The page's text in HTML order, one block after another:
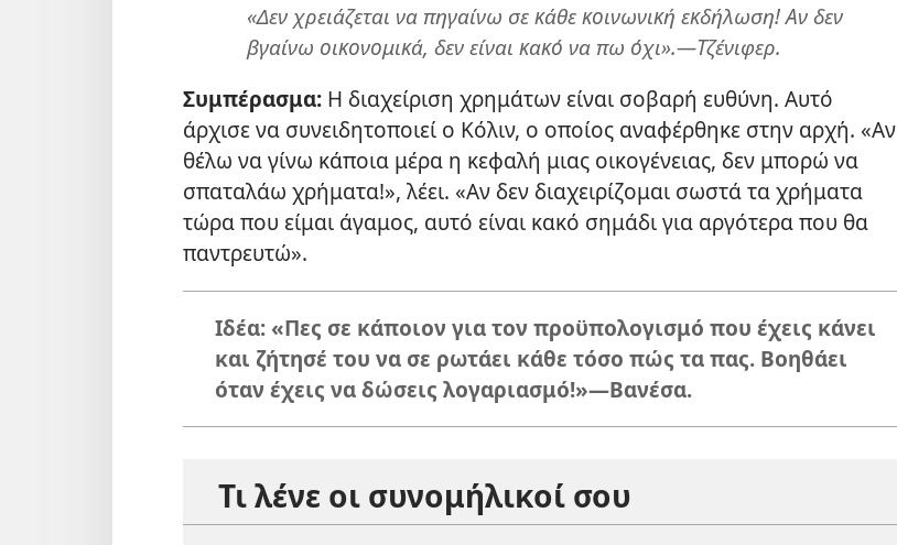
«Δεν χρειάζεται να πηγαίνω σε κάθε κοινωνική εκδήλωση! Αν δεν
βγαίνω οικονομικά, δεν είναι κακό να πω όχι».—Τζένιφερ.
Συμπέρασμα: Η διαχείριση χρημάτων είναι σοβαρή ευθύνη. Αυτό
άρχισε να συνειδητοποιεί ο Κόλιν, ο οποίος αναφέρθηκε στην αρχή. «Αν
θέλω να γίνω κάποια μέρα η κεφαλή μιας οικογένειας, δεν μπορώ να
σπαταλάω χρήματα!», λέει. «Αν δεν διαχειρίζομαι σωστά τα χρήματα
τώρα που είμαι άγαμος, αυτό είναι κακό σημάδι για αργότερα που θα
παντρευτώ».
Ιδέα: «Πες σε κάποιον για τον προϋπολογισμό που έχεις κάνει
και ζήτησέ του να σε ρωτάει κάθε τόσο πώς τα πας. Βοηθάει
όταν έχεις να δώσεις λογαριασμό!»—Βανέσα.
Τι λένε οι συνομήλικοί σου